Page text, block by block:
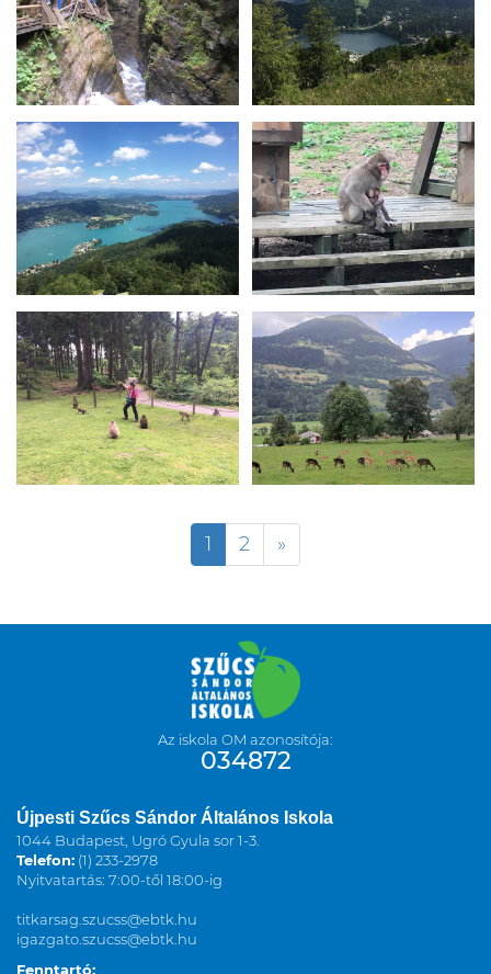
1 2 »
Az iskola OM azonosítója:
034872
Újpesti Szűcs Sándor Általános Iskola
1044 Budapest, Ugró Gyula sor 1-3.
Telefon: (1) 233-2978
Nyitvatartás: 7:00-től 18:00-ig
titkarsag.szucss@ebtk.hu
igazgato.szucss@ebtk.hu
Fenntartó: